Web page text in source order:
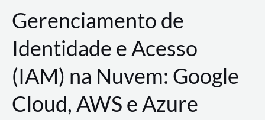
Gerenciamento de
Identidade e Acesso
(IAM) na Nuvem: Google
Cloud, AWS e Azure